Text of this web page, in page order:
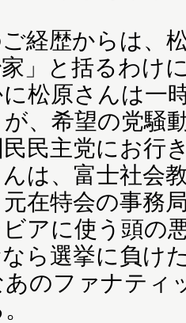
経歴からは、
」と括るわけ
松原さんは一
、希望の党騒
民主党にお行
は、富士社会
在特会の事務
アに使う頭の
ら選挙に負け
のファナティ